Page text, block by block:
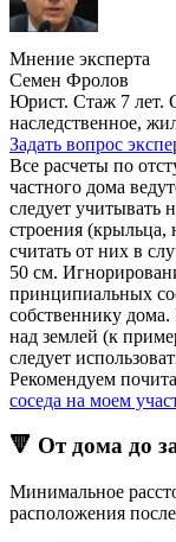
Мнение эксперта
Семен Фролов
Юрист. Стаж 7 лет.
наследственное,
Задать вопрос
Все расчеты по
частного дома
следует учитывать
строения (крыльца,
считать от них в
50 см.
принципиальных
собственнику
над землей (к
следует
Рекомендуем
соседа на моем
🔻 От дома до
Минимальное
расположения